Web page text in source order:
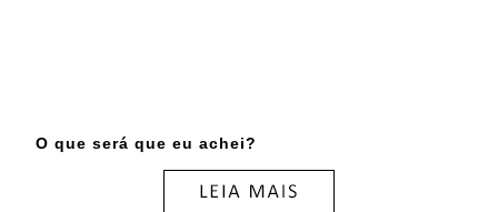
O que será que eu achei?